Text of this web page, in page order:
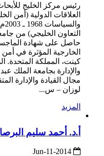
رئيس مركز الخليج
العلاقات الدولية (أمن
التعاون الخليجي) من
حاصل على شهادة
الخارجية المؤثرة في
كينت، المملكة المتحدة.
والإدارة بجامعة الملك
لوزان – س...
المزيد
أ.د. أحمد سليم